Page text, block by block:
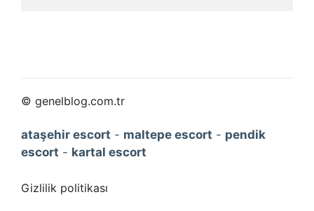
© genelblog.com.tr
ataşehir escort - maltepe escort - pendik
escort - kartal escort
Gizlilik politikası